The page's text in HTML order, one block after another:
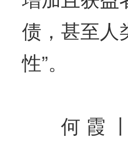
债，甚至人
性”。
何 霞 丨